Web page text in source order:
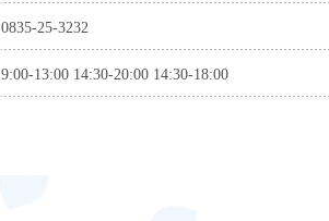
0835-25-3232
9:00-13:00 14:30-20:00 14:30-18:00